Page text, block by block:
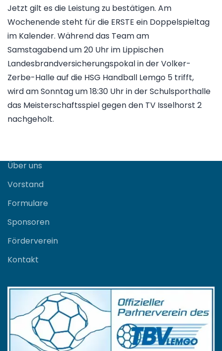
Jetzt gilt es die Leistung zu bestätigen. Am
Wochenende steht für die ERSTE ein Doppelspieltag
im Kalender. Während das Team am
Samstagabend um 20 Uhr im Lippischen
Landesbrandversicherungspokal in der Volker-
Zerbe-Halle auf die HSG Handball Lemgo 5 trifft,
wird am Sonntag um 18:30 Uhr in der Schulsporthalle
das Meisterschaftsspiel gegen den TV Isselhorst 2
nachgeholt.
Über uns
Vorstand
Formulare
Sponsoren
Förderverein
Kontakt